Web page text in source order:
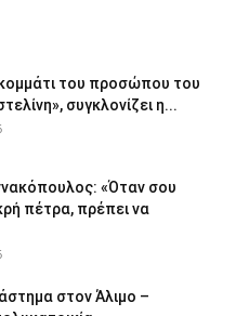
του προσώπου του
συγκλονίζει η...
«Όταν σου
πέτρα, πρέπει να
στον Άλιμο –